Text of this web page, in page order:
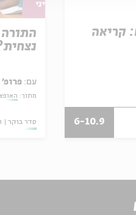
קריאה
6-10.9
עם: פרופ'
מתוך:
סדר בוקר